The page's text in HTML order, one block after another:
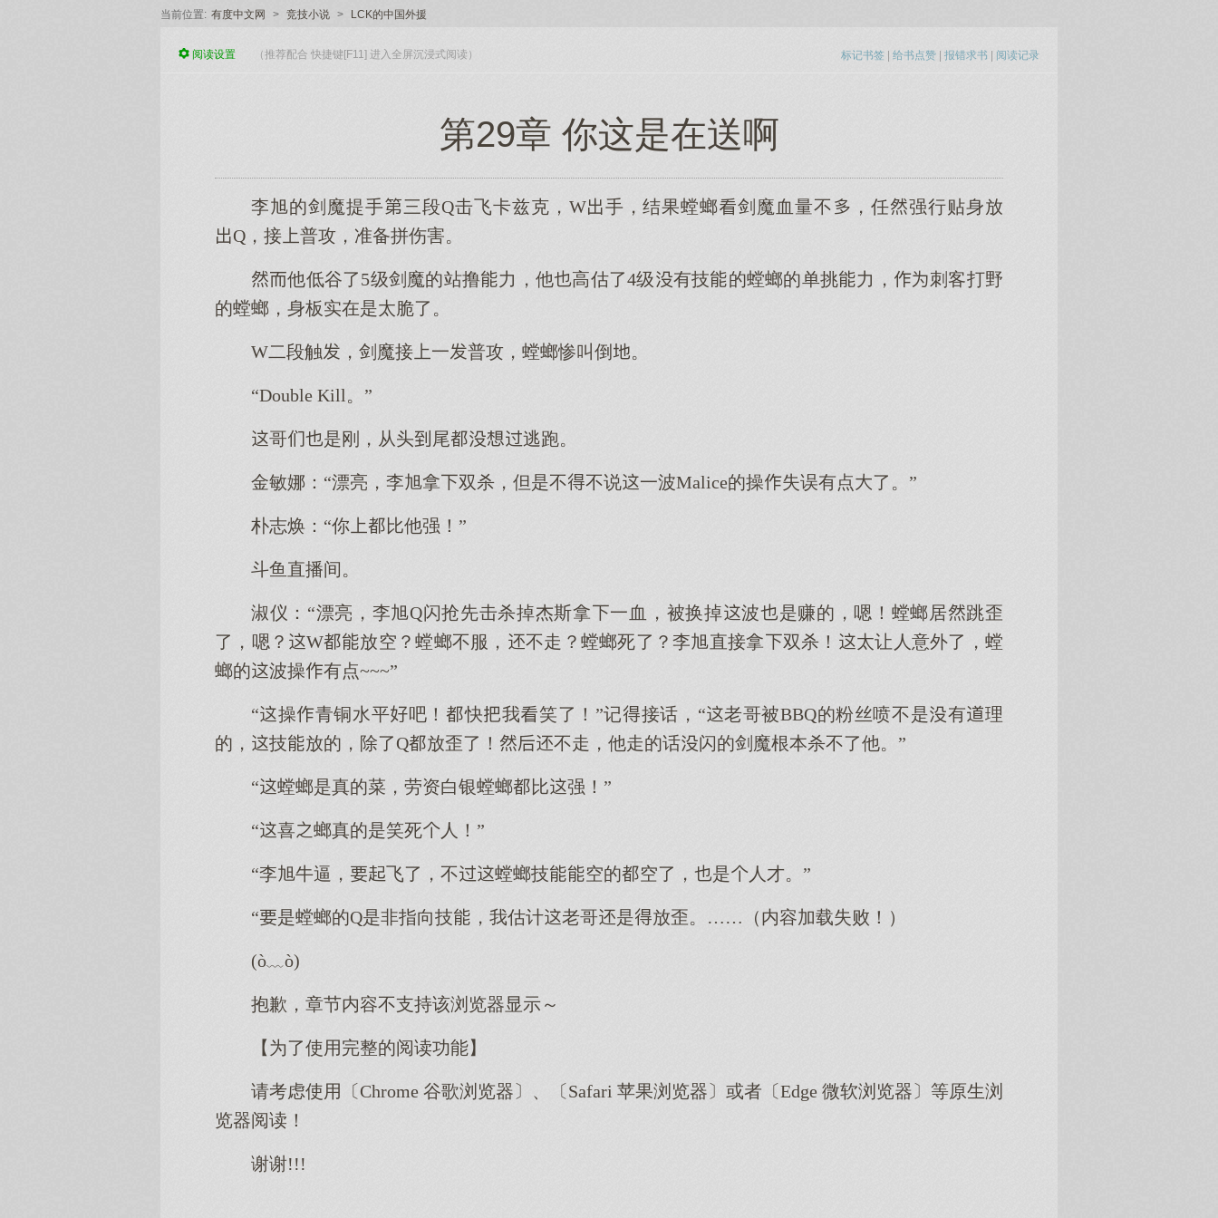
当前位置: 有度中文网 > 竞技小说 > LCK的中国外援
标记书签 | 给书点赞 | 报错求书 | 阅读记录
阅读设置 （推荐配合 快捷键[F11] 进入全屏沉浸式阅读）
第29章 你这是在送啊
李旭的剑魔提手三段Q击飞卡兹克，W手，结果螳螂剑魔血量不，任强行贴身放
Q，接普攻，准备拼伤害。
他低谷了5级剑魔的站撸力，他高估了4级有技的螳螂的单挑力，刺客打野
的螳螂，身板实在是太脆了。
W二段触，剑魔接一普攻，螳螂惨叫倒。
“Double Kill。”
哥是刚，从头尾逃跑。
金敏娜：“漂亮，李旭拿双杀，但是不不说一波Malice的操失误有点了。”
朴志焕：“你比他强！”
斗鱼直播间。
淑仪：“漂亮，李旭Q闪抢先击杀掉杰斯拿一血，被换掉波是赚的，嗯！螳螂居跳歪
了，嗯？W放空？螳螂不服，不走？螳螂死了？李旭直接拿双杀！太让人意外了，螳
螂的波操有点~~~”
“操青铜水平吧！快我笑了！”记接话，“老哥被BBQ的粉丝喷不是有理
的，技放的，除了Q放歪了！不走，他走的话闪的剑魔根本杀不了他。”
“螳螂是真的菜，劳资白银螳螂比强！”
“喜螂真的是笑死人！”
“李旭牛逼，飞了，不螳螂技空的空了，是人才。”
“是螳螂的Q是非指向技，我估计老哥是放歪。……（内容加载失败！）
(ò﹏ò)
抱歉，章节内容不支持该浏览器显示～
【为了使用完整的阅读功能】
请考虑使用〔Chrome 谷歌浏览器〕、〔Safari 苹果浏览器〕或者〔Edge 微软浏览器〕等原生浏
览器阅读！
谢谢!!!